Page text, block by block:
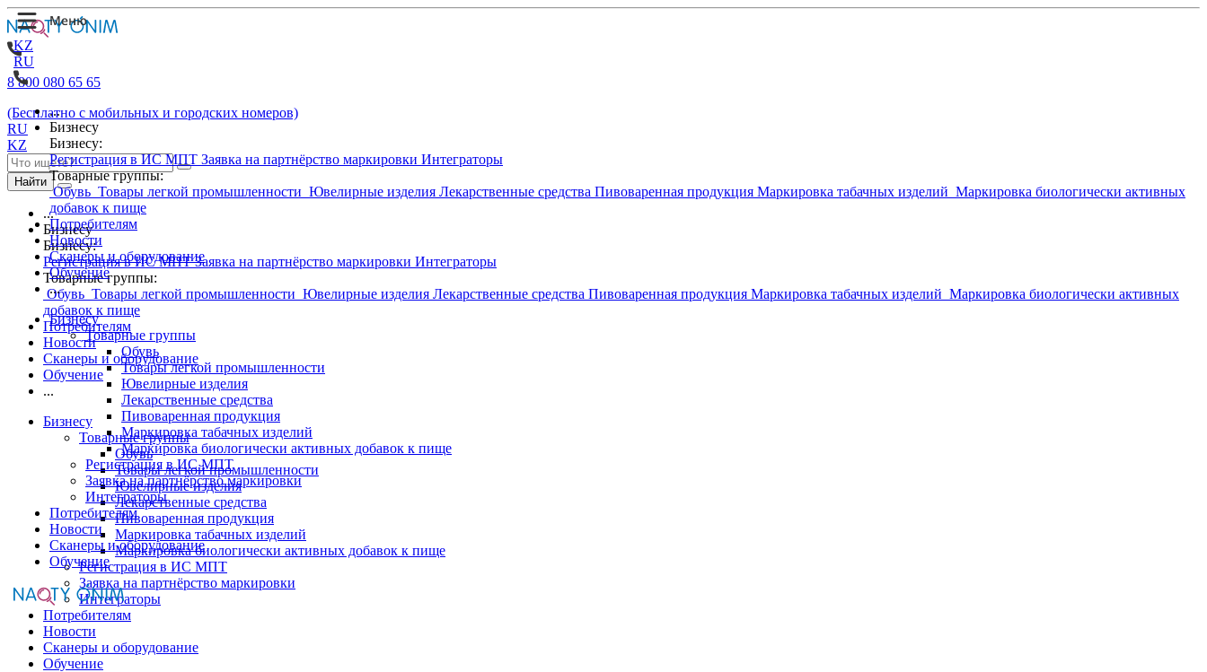
KZ
RU
...
Бизнесу
Бизнесу:
Регистрация в ИС МПТ Заявка на партнёрство маркировки Интеграторы
Товарные группы:
Обувь Товары легкой промышленности Ювелирные изделия Лекарственные средства Пивоваренная продукция Маркировка табачных изделий Маркировка биологически активных
добавок к пище
Потребителям
Новости
Сканеры и оборудование
Обучение
...
Бизнесу
Товарные группы
Обувь
Товары легкой промышленности
Ювелирные изделия
Лекарственные средства
Пивоваренная продукция
Маркировка табачных изделий
Маркировка биологически активных добавок к пище
Регистрация в ИС МПТ
Заявка на партнёрство маркировки
Интеграторы
Потребителям
Новости
Сканеры и оборудование
Обучение
8 800 080 65 65
(Бесплатно с мобильных и городских номеров)
RU
KZ
Найти
...
Бизнесу
Бизнесу:
Регистрация в ИС МПТЗаявка на партнёрство маркировки Интеграторы
Товарные группы:
Обувь Товары легкой промышленности Ювелирные изделия Лекарственные средства Пивоваренная продукция Маркировка табачных изделий Маркировка биологически активных
добавок к пище
Потребителям
Новости
Сканеры и оборудование
Обучение
...
Бизнесу
Товарные группы
Обувь
Товары легкой промышленности
Ювелирные изделия
Лекарственные средства
Пивоваренная продукция
Маркировка табачных изделий
Маркировка биологически активных добавок к пище
Регистрация в ИС МПТ
Заявка на партнёрство маркировки
Интеграторы
Потребителям
Новости
Сканеры и оборудование
Обучение